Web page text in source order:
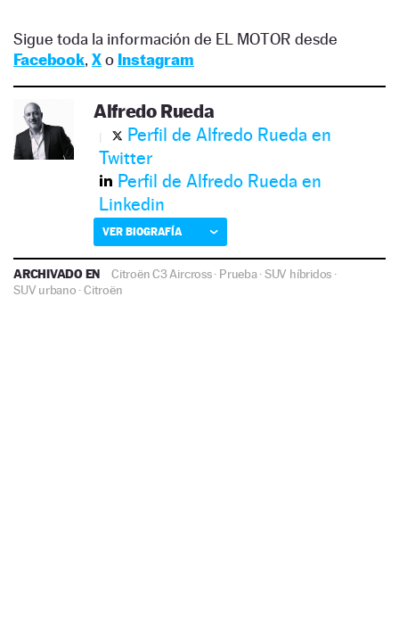
Sigue toda la información de EL MOTOR desde
Facebook, Xo Instagram
Alfredo Rueda
Perfil de Alfredo Rueda en
Twitter
Perfil de Alfredo Rueda en
Linkedin
VER BIOGRAFÍA
ARCHIVADO EN Citroën C3 Aircross· Prueba·SUV híbridos ·
SUV urbano ·Citroën